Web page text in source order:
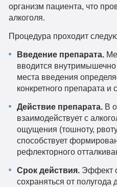
организм пациента, что
алкоголя.
Процедура проходит
Введение препарата.
вводится
места введения
конкретного препарата и
Действие препарата. В
взаимодействует с
ощущения (тошноту,
способствует
рефлекторного
Срок действия. Эффект
сохраняться от полугода